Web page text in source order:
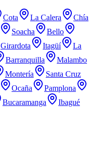
Cota La Calera
Chía
Soacha
Bello
Girardota Itagüí
La
Barranquilla
Malambo
Montería
Santa Cruz
Ocaña
Pamplona
Bucaramanga
Ibagué